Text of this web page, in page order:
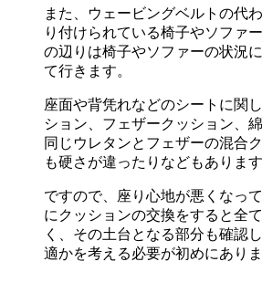
また、ウェービングベルトの代
り付けられている椅子やソファ
の辺りは椅子やソファーの状況
て行きます。
座面や背凭れなどのシートに関
ション、フェザークッション、
同じウレタンとフェザーの混合
も硬さが違ったりなどもあります
ですので、座り心地が悪くなっ
にクッションの交換をすると全
く、その土台となる部分も確認
適かを考える必要が初めにありま